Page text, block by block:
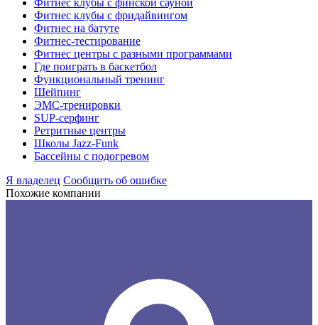
Фитнес клубы с фридайвингом
Фитнес на батуте
Фитнес-тестирование
Фитнес центры с разными программами
Где поиграть в баскетбол
Функциональный тренинг
Шейпинг
ЭМС-тренировки
SUP-серфинг
Ретритные центры
Школы Jazz-Funk
Бассейны с подогревом
Я владелец Сообщить об ошибке
Похожие компании